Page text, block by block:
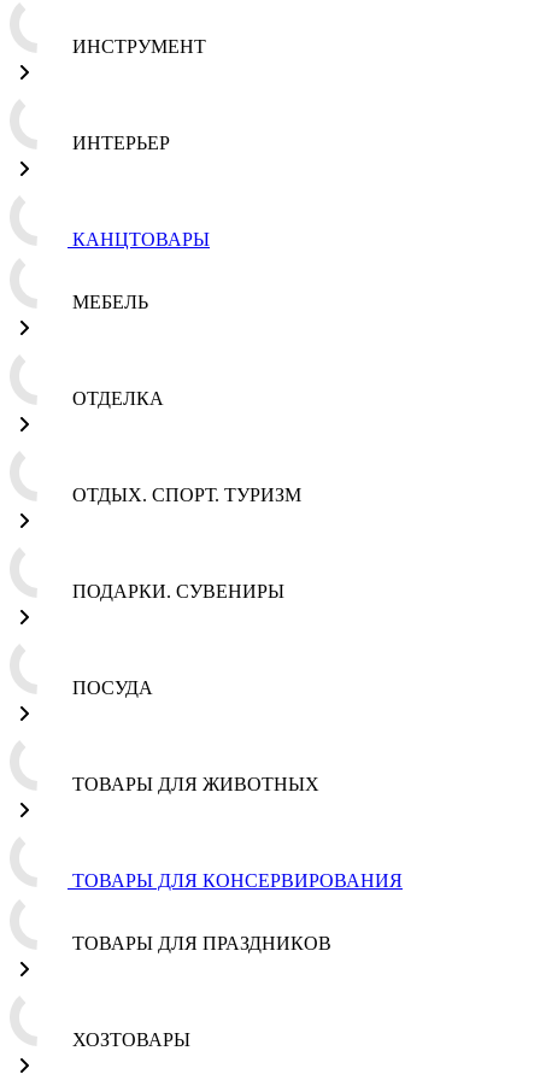
ИНСТРУМЕНТ
ИНТЕРЬЕР
КАНЦТОВАРЫ
МЕБЕЛЬ
ОТДЕЛКА
ОТДЫХ. СПОРТ. ТУРИЗМ
ПОДАРКИ. СУВЕНИРЫ
ПОСУДА
ТОВАРЫ ДЛЯ ЖИВОТНЫХ
ТОВАРЫ ДЛЯ КОНСЕРВИРОВАНИЯ
ТОВАРЫ ДЛЯ ПРАЗДНИКОВ
ХОЗТОВАРЫ